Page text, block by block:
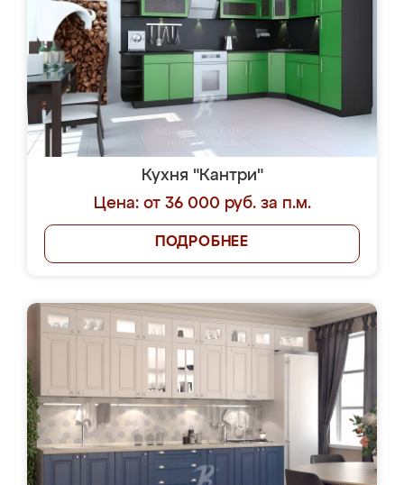
Кухня "Кантри"
Цена: от 36 000 руб. за п.м.
ПОДРОБНЕЕ